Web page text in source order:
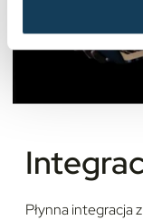
Płynna integracja